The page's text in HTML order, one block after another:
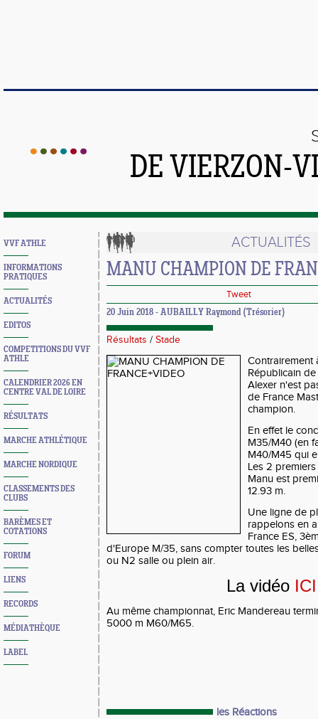
DE VIERZON-
VVF ATHLE
INFORMATIONS
PRATIQUES
ACTUALITÉS
EDITOS
COMPETITIONS DU VVF
ATHLE
CALENDRIER 2026 EN
CENTRE VAL DE LOIRE
RÉSULTATS
MARCHE ATHLÉTIQUE
MARCHE NORDIQUE
CLASSEMENTS DES
CLUBS
BARÈMES ET
COTATIONS
FORUM
LIENS
RECORDS
MÉDIATHÈQUE
LABEL
ACTUALITÉS
MANU CHAMPION DE
Tweet
20 Juin 2018 - AUBAILLY Raymond (Trésorier)
Résultats / Stade
Contrairement
Républicain
Alexer n'est
de France
champion.
En effet le
M35/M40 (en
M40/M45 qui
Les 2
Manu est
12.93 m.
Une ligne de
rappelons en
France ES,
d'Europe M/35, sans compter toutes les
ou N2 salle ou plein air.
La vidéo ICI
Au même championnat, Eric Mandereau
5000 m M60/M65.
les Réactions